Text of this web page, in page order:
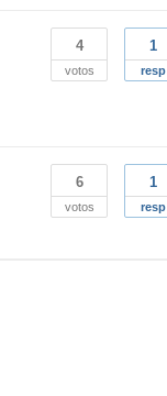
4
votos
1
resp
6
votos
1
resp